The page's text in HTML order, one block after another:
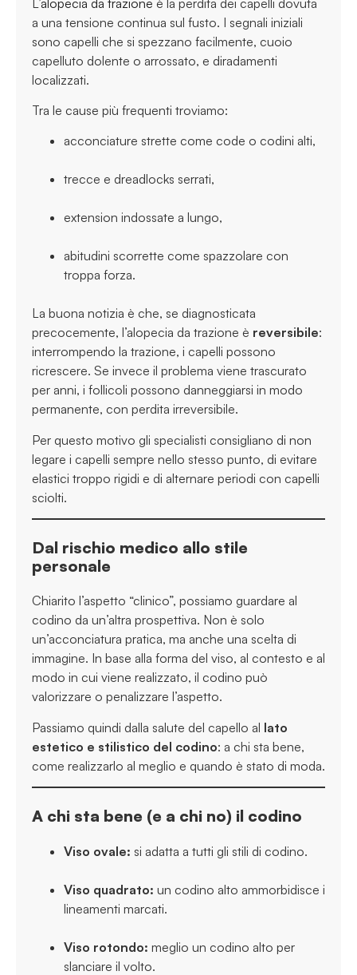
a una tensione continua sul fusto. I segnali iniziali
sono capelli che si spezzano facilmente, cuoio
capelluto dolente o arrossato, e diradamenti
localizzati.
Tra le cause più frequenti troviamo:
acconciature strette come code o codini alti,
trecce e dreadlocks serrati,
extension indossate a lungo,
abitudini scorrette come spazzolare con
troppa forza.
La buona notizia è che, se diagnosticata
precocemente, l’alopecia da trazione è reversibile:
interrompendo la trazione, i capelli possono
ricrescere. Se invece il problema viene trascurato
per anni, i follicoli possono danneggiarsi in modo
permanente, con perdita irreversibile.
Per questo motivo gli specialisti consigliano di non
legare i capelli sempre nello stesso punto, di evitare
elastici troppo rigidi e di alternare periodi con capelli
sciolti.
Dal rischio medico allo stile
personale
Chiarito l’aspetto “clinico”, possiamo guardare al
codino da un’altra prospettiva. Non è solo
un’acconciatura pratica, ma anche una scelta di
immagine. In base alla forma del viso, al contesto e al
modo in cui viene realizzato, il codino può
valorizzare o penalizzare l’aspetto.
Passiamo quindi dalla salute del capello al lato
estetico e stilistico del codino: a chi sta bene,
come realizzarlo al meglio e quando è stato di moda.
A chi sta bene (e a chi no) il codino
Viso ovale: si adatta a tutti gli stili di codino.
Viso quadrato: un codino alto ammorbidisce i
lineamenti marcati.
Viso rotondo: meglio un codino alto per
slanciare il volto.